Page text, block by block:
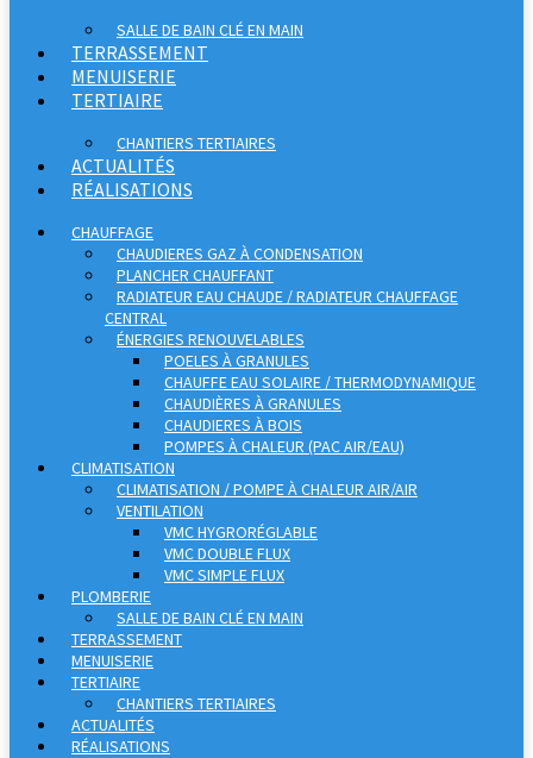
SALLE DE BAIN CLÉ EN MAIN
TERRASSEMENT
MENUISERIE
TERTIAIRE
CHANTIERS TERTIAIRES
ACTUALITÉS
RÉALISATIONS
CHAUFFAGE
CHAUDIERES GAZ À CONDENSATION
PLANCHER CHAUFFANT
RADIATEUR EAU CHAUDE / RADIATEUR CHAUFFAGE
CENTRAL
ÉNERGIES RENOUVELABLES
POELES À GRANULES
CHAUFFE EAU SOLAIRE / THERMODYNAMIQUE
CHAUDIÈRES À GRANULES
CHAUDIERES À BOIS
POMPES À CHALEUR (PAC AIR/EAU)
CLIMATISATION
CLIMATISATION / POMPE À CHALEUR AIR/AIR
VENTILATION
VMC HYGRORÉGLABLE
VMC DOUBLE FLUX
VMC SIMPLE FLUX
PLOMBERIE
SALLE DE BAIN CLÉ EN MAIN
TERRASSEMENT
MENUISERIE
TERTIAIRE
CHANTIERS TERTIAIRES
ACTUALITÉS
RÉALISATIONS